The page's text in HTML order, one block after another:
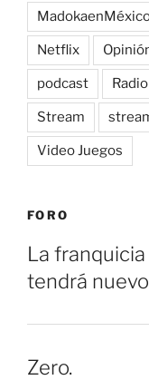
Netflix
podcast
Stream
Video Juegos
FORO
La
tendrá
Zero.